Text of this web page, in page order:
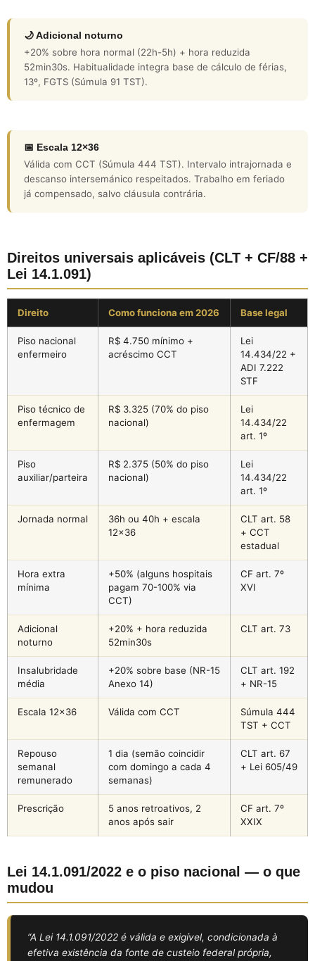
🌙 Adicional noturno
+20% sobre hora normal (22h-5h) + hora reduzida
52min30s. Habitualidade integra base de cálculo de férias,
13º, FGTS (Súmula 91 TST).
📅 Escala 12×36
Válida com CCT (Súmula 444 TST). Intervalo intrajornada e
descanso intersemánico respeitados. Trabalho em feriado
já compensado, salvo cláusula contrária.
Direitos universais aplicáveis (CLT + CF/88 +
Lei 14.1.091)
Direito Como funciona em 2026 Base legal
Piso nacional
enfermeiro
R$ 4.750 mínimo +
acréscimo CCT
Lei
14.434/22 +
ADI 7.222
STF
Piso técnico de
enfermagem
R$ 3.325 (70% do piso
nacional)
Lei
14.434/22
art. 1º
Piso
auxiliar/parteira
R$ 2.375 (50% do piso
nacional)
Lei
14.434/22
art. 1º
Jornada normal
36h ou 40h + escala
12×36
CLT art. 58
+ CCT
estadual
Hora extra
mínima
+50% (alguns hospitais
pagam 70-100% via
CCT)
CF art. 7º
XVI
Adicional
noturno
+20% + hora reduzida
52min30s
CLT art. 73
Insalubridade
média
+20% sobre base (NR-15
Anexo 14)
CLT art. 192
+ NR-15
Escala 12×36 Válida com CCT
Súmula 444
TST + CCT
Repouso
semanal
remunerado
1 dia (semão coincidir
com domingo a cada 4
semanas)
CLT art. 67
+ Lei 605/49
Prescrição
5 anos retroativos, 2
anos após sair
CF art. 7º
XXIX
Lei 14.1.091/2022 e o piso nacional — o que
mudou
“A Lei 14.1.091/2022 é válida e exigível, condicionada à
efetiva existência da fonte de custeio federal própria,